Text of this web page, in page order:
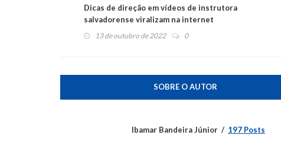
Dicas de direção em vídeos de instrutora
salvadorense viralizam na internet
13 de outubro de 2022 0
SOBRE O AUTOR
Ibamar Bandeira Júnior 197 Posts